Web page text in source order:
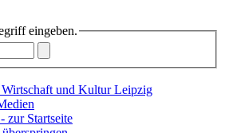
eingeben.
und Kultur Leipzig